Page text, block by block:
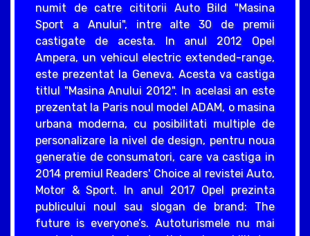
numit de catre cititorii Auto Bild "Masina
Sport a Anului", intre alte 30 de premii
castigate de acesta. In anul 2012 Opel
Ampera, un vehicul electric extended-range,
este prezentat la Geneva. Acesta va castiga
titlul "Masina Anului 2012". In acelasi an este
prezentat la Paris noul model ADAM, o masina
urbana moderna, cu posibilitati multiple de
personalizare la nivel de design, pentru noua
generatie de consumatori, care va castiga in
2014 premiul Readers' Choice al revistei Auto,
Motor & Sport. In anul 2017 Opel prezinta
publicului noul sau slogan de brand: The
future is everyone’s. Autoturismele nu mai